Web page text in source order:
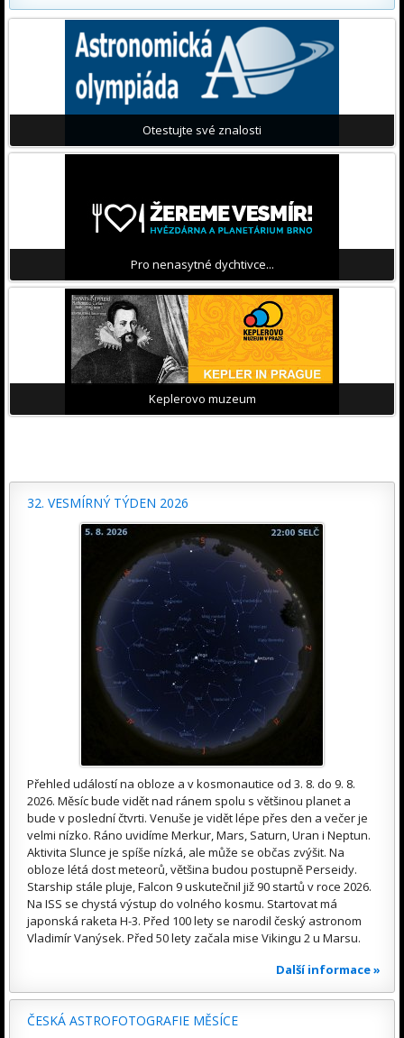
Otestujte své znalosti
Pro nenasytné dychtivce...
Keplerovo muzeum
32. VESMÍRNÝ TÝDEN 2026
Přehled událostí na obloze a v kosmonautice od 3. 8. do 9. 8.
2026. Měsíc bude vidět nad ránem spolu s většinou planet a
bude v poslední čtvrti. Venuše je vidět lépe přes den a večer je
velmi nízko. Ráno uvidíme Merkur, Mars, Saturn, Uran i Neptun.
Aktivita Slunce je spíše nízká, ale může se občas zvýšit. Na
obloze létá dost meteorů, většina budou postupně Perseidy.
Starship stále pluje, Falcon 9 uskutečnil již 90 startů v roce 2026.
Na ISS se chystá výstup do volného kosmu. Startovat má
japonská raketa H-3. Před 100 lety se narodil český astronom
Vladimír Vanýsek. Před 50 lety začala mise Vikingu 2 u Marsu.
Další informace »
ČESKÁ ASTROFOTOGRAFIE MĚSÍCE